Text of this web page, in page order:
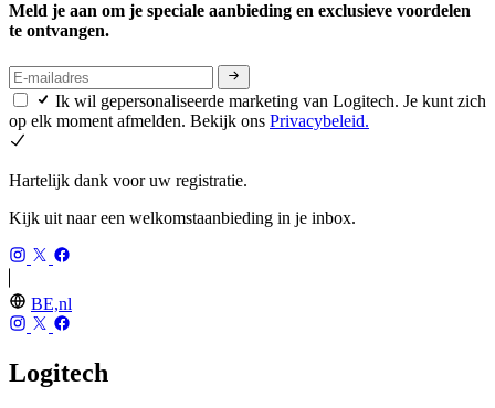
Meld je aan om je speciale aanbieding en exclusieve voordelen
te ontvangen.
Ik wil gepersonaliseerde marketing van Logitech. Je kunt zich
op elk moment afmelden. Bekijk ons Privacybeleid.
Hartelijk dank voor uw registratie.
Kijk uit naar een welkomstaanbieding in je inbox.
BE,nl
Logitech